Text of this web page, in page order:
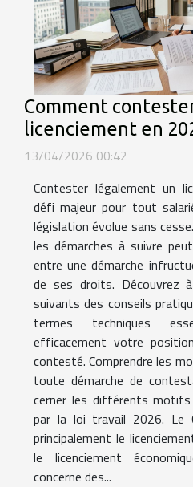
Comment
licenciement en
13/04/2026 00:42
Contester légalement un
défi majeur pour tout
législation évolue sans
les démarches à suivre
entre une démarche
de ses droits. Découvrez
suivants des conseils
termes techniques
efficacement votre
contesté. Comprendre les
toute démarche de
cerner les différents motifs
par la loi travail 2026. Le
principalement le
le licenciement
concerne des...